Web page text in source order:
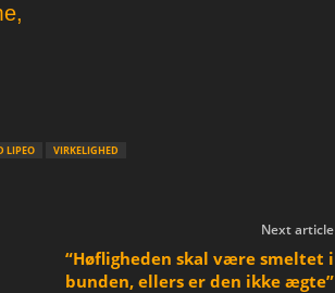
LIPEO VIRKELIGHED
Next article
“Høfligheden skal være smeltet i
bunden, ellers er den ikke ægte”